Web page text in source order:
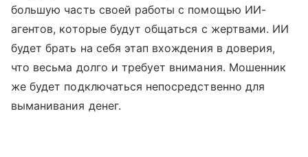
большую часть своей работы с помощью ИИ-
агентов, которые будут общаться с жертвами. ИИ
будет брать на себя этап вхождения в доверия,
что весьма долго и требует внимания. Мошенник
же будет подключаться непосредственно для
выманивания денег.